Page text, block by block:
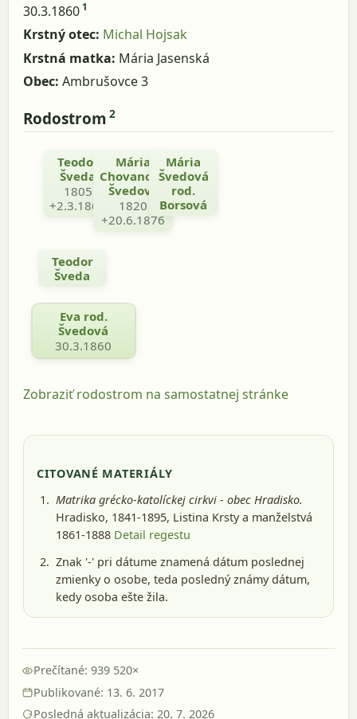
30.3.1860 1
Krstný otec: Michal Hojsak
Krstná matka: Mária Jasenská
Obec: Ambrušovce 3
Rodostrom 2
Teodor
Šveda
1805
+2.3.1863
Mária
Chovanová
Švedová
1820
+20.6.1876
Teodor
Šveda
Mária
Švedová
rod.
Borsová
Eva rod.
Švedová
30.3.1860
Zobraziť rodostrom na samostatnej stránke
CITOVANÉ MATERIÁLY
Matrika grécko-katolíckej cirkvi - obec Hradisko.
Hradisko, 1841-1895, Listina Krsty a manželstvá
1861-1888 Detail regestu
Znak '-' pri dátume znamená dátum poslednej
zmienky o osobe, teda posledný známy dátum,
kedy osoba ešte žila.
Prečítané: 939 520×
Publikované: 13. 6. 2017
Posledná aktualizácia: 20. 7. 2026